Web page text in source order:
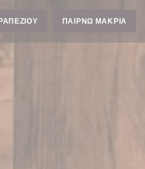
ΠΑΊΡΝΩ ΜΑΚΡΙΆ